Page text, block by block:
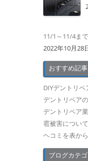
11/1～11/4ま
2022年10月28
おすすめ記事
DIYデントリ
デントリペア
デントリペア
雹被害について
ヘコミを表か
ブログカテ